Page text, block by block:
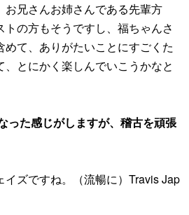
お兄さんお姉さんである先輩方
の方もそうですし、福ちゃんさ
て、ありがたいことにすごくた
、とにかく楽しんでいこうかなと
った感じがしますが、稽古を頑張
ズですね。（流暢に）Travis Jap